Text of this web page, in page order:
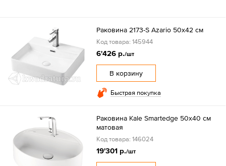
Раковина 2173-S Azario 50x42 см
Код товара: 145944
6'426 р./шт
В корзину
Быстрая покупка
Раковина Kale Smartedge 50x40 см
матовая
Код товара: 146024
19'301 р./шт